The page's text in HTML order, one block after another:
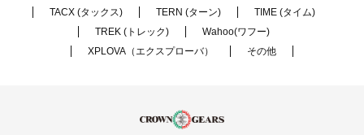
TACX (タックス)
TERN (ターン)
TIME (タイム)
TREK (トレック)
Wahoo(ワフー)
XPLOVA（エクスプローバ）
その他